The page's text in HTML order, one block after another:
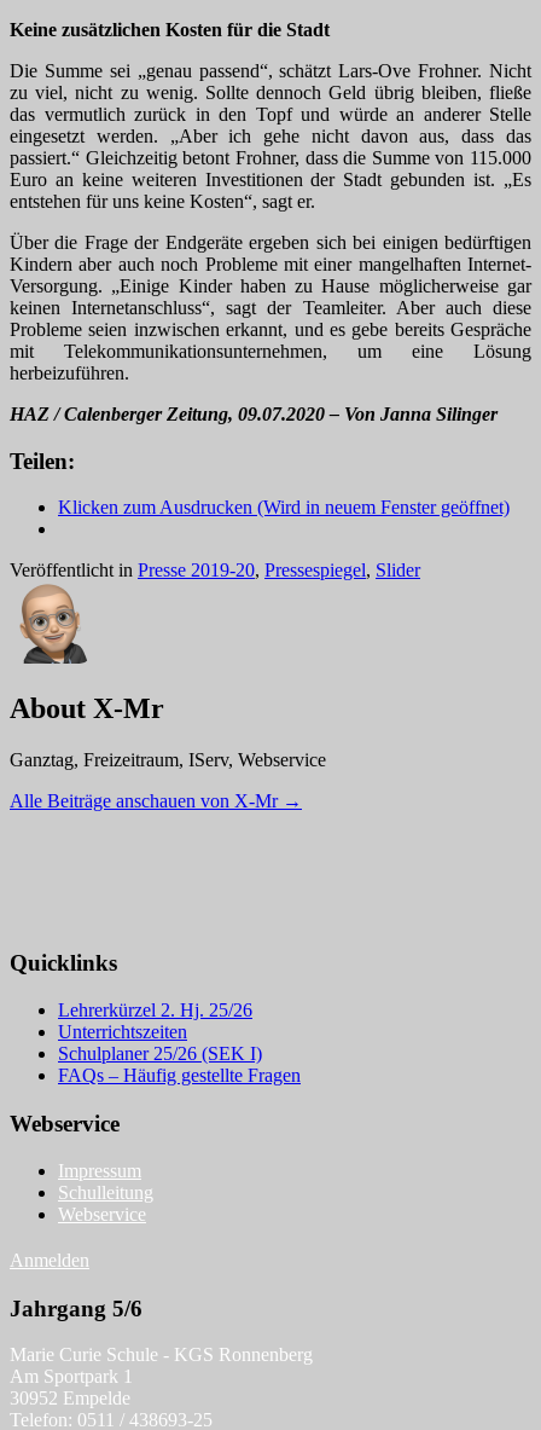
Keine zusätzlichen Kosten für die Stadt
Die Summe sei „genau passend“, schätzt Lars-Ove Frohner. Nicht
zu viel, nicht zu wenig. Sollte dennoch Geld übrig bleiben, fließe
das vermutlich zurück in den Topf und würde an anderer Stelle
eingesetzt werden. „Aber ich gehe nicht davon aus, dass das
passiert.“ Gleichzeitig betont Frohner, dass die Summe von 115.000
Euro an keine weiteren Investitionen der Stadt gebunden ist. „Es
entstehen für uns keine Kosten“, sagt er.
Über die Frage der Endgeräte ergeben sich bei einigen bedürftigen
Kindern aber auch noch Probleme mit einer mangelhaften Internet-
Versorgung. „Einige Kinder haben zu Hause möglicherweise gar
keinen Internetanschluss“, sagt der Teamleiter. Aber auch diese
Probleme seien inzwischen erkannt, und es gebe bereits Gespräche
mit Telekommunikationsunternehmen, um eine Lösung
herbeizuführen.
HAZ / Calenberger Zeitung, 09.07.2020 – Von Janna Silinger
Teilen:
Klicken zum Ausdrucken (Wird in neuem Fenster geöffnet)
Veröffentlicht in Presse 2019-20, Pressespiegel, Slider
About X-Mr
Ganztag, Freizeitraum, IServ, Webservice
Alle Beiträge anschauen von X-Mr →
Quicklinks
Lehrerkürzel 2. Hj. 25/26
Unterrichtszeiten
Schulplaner 25/26 (SEK I)
FAQs – Häufig gestellte Fragen
Webservice
Impressum
Schulleitung
Webservice
Anmelden
Jahrgang 5/6
Marie Curie Schule - KGS Ronnenberg
Am Sportpark 1
30952 Empelde
Telefon: 0511 / 438693-25